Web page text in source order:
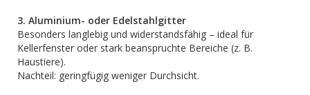
3. Aluminium- oder Edelstahlgitter
Besonders langlebig und widerstandsfähig – ideal für
Kellerfenster oder stark beanspruchte Bereiche (z. B.
Haustiere).
Nachteil: geringfügig weniger Durchsicht.